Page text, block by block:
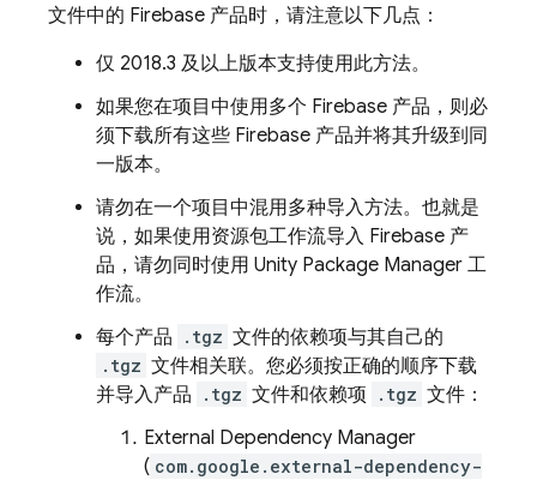
文件中的 Firebase 产品时，请注意以下几点：
仅 2018.3 及以上版本支持使用此方法。
如果您在项目中使用多个 Firebase 产品，则必
须下载所有这些 Firebase 产品并将其升级到同
一版本。
请勿在一个项目中混用多种导入方法。也就是
说，如果使用资源包工作流导入 Firebase 产
品，请勿同时使用 Unity Package Manager 工
作流。
每个产品
.tgz 文件的依赖项与其自己的
.tgz 文件相关联。您必须按正确的顺序下载
并导入产品
.tgz 文件和依赖项 .tgz 文件：
External Dependency Manager
( com.google.external-dependency-